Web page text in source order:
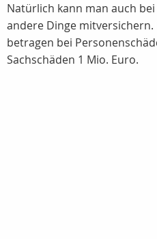
Natürlich kann man auch
andere Dinge mitversichern.
betragen bei
Sachschäden 1 Mio. Euro.